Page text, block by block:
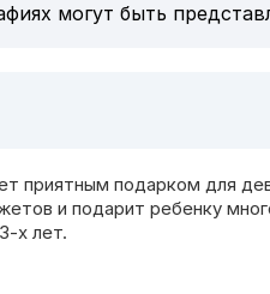
могут быть
приятным подарком для
и подарит ребенку
х лет.